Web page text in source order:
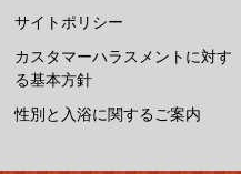
サイトポリシー
カスタマーハラスメントに対す
る基本方針
性別と入浴に関するご案内